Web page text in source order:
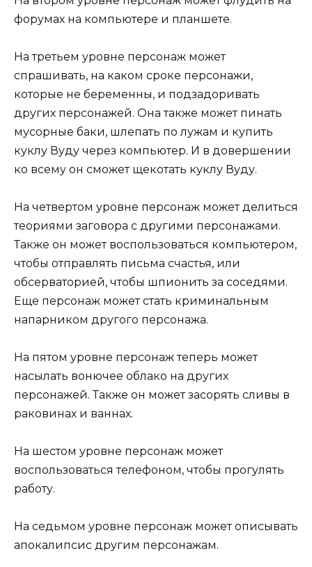
форумах на компьютере и планшете.
На третьем уровне персонаж может
спрашивать, на каком сроке персонажи,
которые не беременны, и подзадоривать
других персонажей. Она также может пинать
мусорные баки, шлепать по лужам и купить
куклу Вуду через компьютер. И в довершении
ко всему он сможет щекотать куклу Вуду.
На четвертом уровне персонаж может делиться
теориями заговора с другими персонажами.
Также он может воспользоваться компьютером,
чтобы отправлять письма счастья, или
обсерваторией, чтобы шпионить за соседями.
Еще персонаж может стать криминальным
напарником другого персонажа.
На пятом уровне персонаж теперь может
насылать вонючее облако на других
персонажей. Также он может засорять сливы в
раковинах и ваннах.
На шестом уровне персонаж может
воспользоваться телефоном, чтобы прогулять
работу.
На седьмом уровне персонаж может описывать
апокалипсис другим персонажам.